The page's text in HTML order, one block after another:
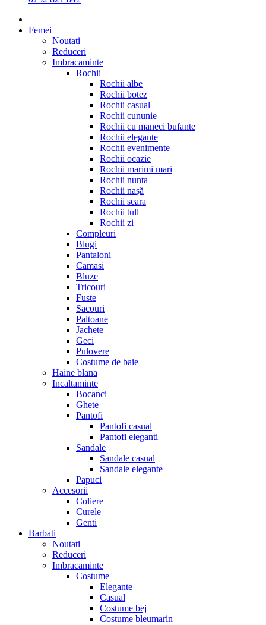
Femei
Noutati
Reduceri
Imbracaminte
Rochii
Rochii albe
Rochii botez
Rochii casual
Rochii cununie
Rochii cu maneci bufante
Rochii elegante
Rochii evenimente
Rochii ocazie
Rochii marimi mari
Rochii nunta
Rochii nașă
Rochii seara
Rochii tull
Rochii zi
Compleuri
Blugi
Pantaloni
Camasi
Bluze
Tricouri
Fuste
Sacouri
Paltoane
Jachete
Geci
Pulovere
Costume de baie
Haine blana
Incaltaminte
Bocanci
Ghete
Pantofi
Pantofi casual
Pantofi eleganti
Sandale
Sandale casual
Sandale elegante
Papuci
Accesorii
Coliere
Curele
Genti
Barbati
Noutati
Reduceri
Imbracaminte
Costume
Elegante
Casual
Costume bej
Costume bleumarin